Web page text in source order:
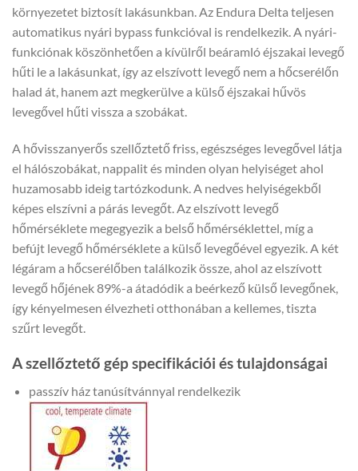
környezetet biztosít lakásunkban. Az Endura Delta teljesen
automatikus nyári bypass funkcióval is rendelkezik. A nyári-
funkciónak köszönhetően a kívülről beáramló éjszakai levegő
hűti le a lakásunkat, így az elszívott levegő nem a hőcserélőn
halad át, hanem azt megkerülve a külső éjszakai hűvös
levegővel hűti vissza a szobákat.
A hővisszanyerős szellőztető friss, egészséges levegővel látja
el hálószobákat, nappalit és minden olyan helyiséget ahol
huzamosabb ideig tartózkodunk. A nedves helyiségekből
képes elszívni a párás levegőt. Az elszívott levegő
hőmérséklete megegyezik a belső hőmérséklettel, míg a
befújt levegő hőmérséklete a külső levegőével egyezik. A két
légáram a hőcserélőben találkozik össze, ahol az elszívott
levegő hőjének 89%-a átadódik a beérkező külső levegőnek,
így kényelmesen élvezheti otthonában a kellemes, tiszta
szűrt levegőt.
A szellőztető gép specifikációi és tulajdonságai
passzív ház tanúsítvánnyal rendelkezik